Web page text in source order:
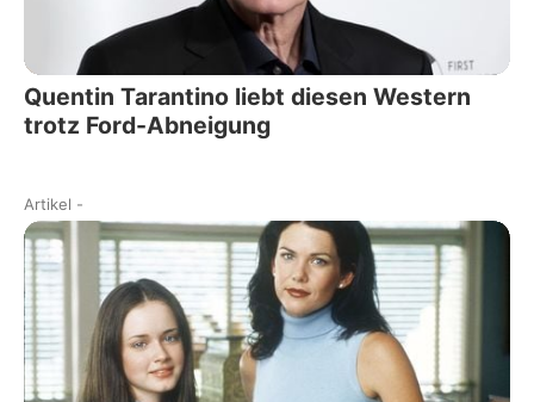
Quentin Tarantino liebt diesen Western
trotz Ford-Abneigung
Artikel -